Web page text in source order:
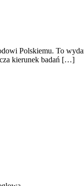
Polskiemu. To
kierunek badań […]